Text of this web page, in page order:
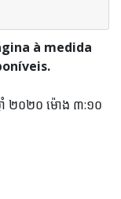
à medida
ាំ ២០២០ ម៉ោង ៣:១០